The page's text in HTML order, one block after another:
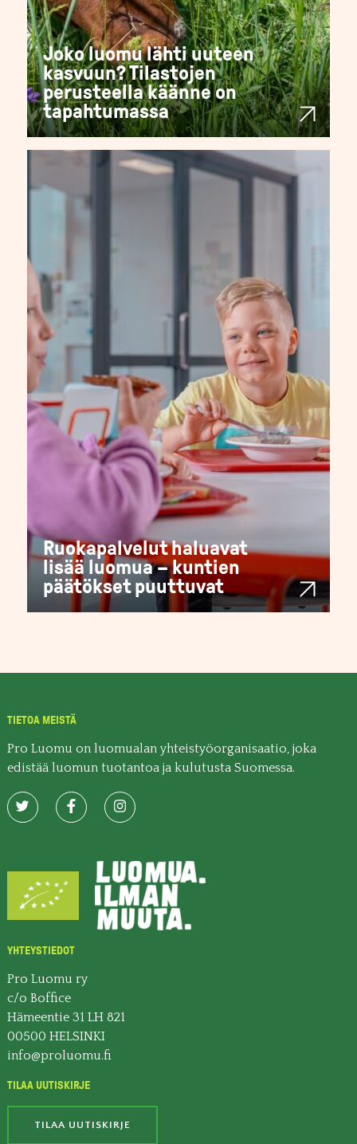
Joko luomu lähti uuteen
kasvuun? Tilastojen
perusteella käänne on
tapahtumassa
Ruokapalvelut haluavat
lisää luomua – kuntien
päätökset puuttuvat
TIETOA MEISTÄ
Pro Luomu on luomualan yhteistyöorganisaatio, joka
edistää luomun tuotantoa ja kulutusta Suomessa.
YHTEYSTIEDOT
Pro Luomu ry
c/o Boffice
Hämeentie 31 LH 821
00500 HELSINKI
info@proluomu.fi
TILAA UUTISKIRJE
TILAA UUTISKIRJE